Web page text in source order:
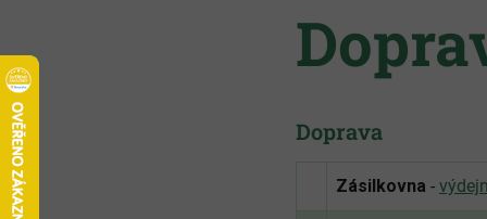
Doprava
Zásilkovna -